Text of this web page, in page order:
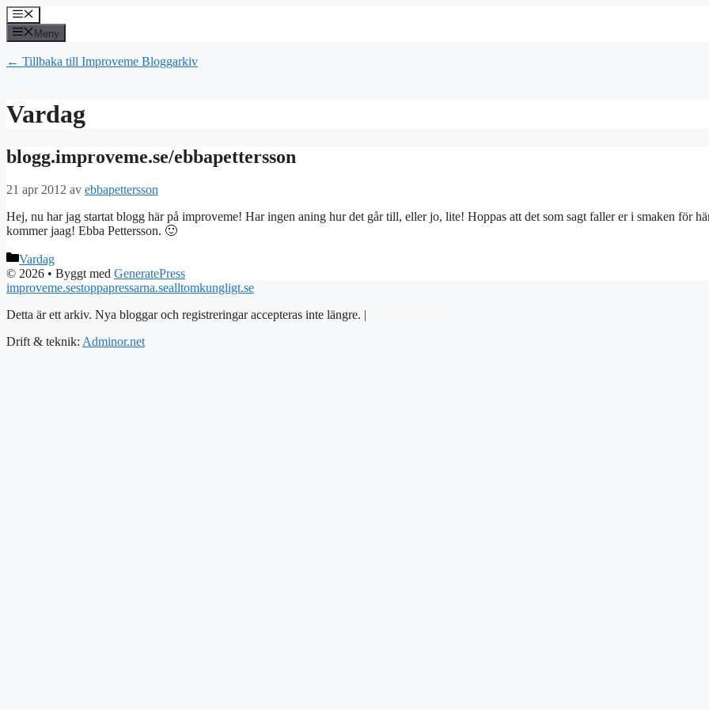
Hoppa
till
innehåll
Meny
Meny
← Tillbaka till Improveme Bloggarkiv
Vardag
blogg.improveme.se/ebbapettersson
21 apr 2012 av ebbapettersson
Hej, nu har jag startat blogg här på improveme! Har ingen aning hur det går till, eller jo, lite! Hoppas att det som sagt faller er i smaken för
kommer jaag! Ebba Pettersson. 🙂
Kategorier
Vardag
© 2026 • Byggt med GeneratePress
improveme.sestoppapressarna.sealltomkungligt.se
Detta är ett arkiv. Nya bloggar och registreringar accepteras inte längre. |
Drift & teknik: Adminor.net